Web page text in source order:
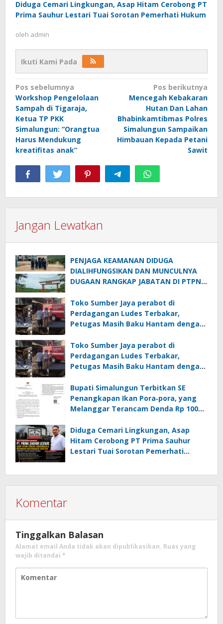
Diduga Cemari Lingkungan, Asap Hitam Cerobong PT
Prima Sauhur Lestari Tuai Sorotan Pemerhati Hukum
oleh admin
Ikuti Kami Pada
Navigasi
pos
Pos sebelumnya
Workshop Pengelolaan
Sampah di Tigaraja,
Ketua TP PKK
Simalungun: “Orangtua
Harus Mendukung
kreatifitas anak”
Pos berikutnya
Mencegah Kebakaran
Hutan Dan Lahan
Bhabinkamtibmas Polres
Simalungun Sampaikan
Himbauan Kepada Petani
Sawit
Jangan Lewatkan
PENJAGA KEAMANAN DIDUGA
DIALIHFUNGSIKAN DAN MUNCULNYA
DUGAAN RANGKAP JABATAN DI PTPN
MAYANG
Toko Sumber Jaya perabot di
Perdagangan Ludes Terbakar,
Petugas Masih Baku Hantam dengan
Toko Sumber Jaya perabot di
Perdagangan Ludes Terbakar,
Petugas Masih Baku Hantam dengan
Bupati Simalungun Terbitkan SE
Penangkapan Ikan Pora‑pora, yang
Melanggar Terancam Denda Rp 100
Diduga Cemari Lingkungan, Asap
Hitam Cerobong PT Prima Sauhur
Lestari Tuai Sorotan Pemerhati
Komentar
Tinggalkan Balasan
Alamat email Anda tidak akan dipublikasikan. Ruas yang
wajib ditandai *